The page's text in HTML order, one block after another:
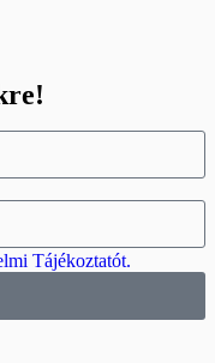
Tájékoztatót.